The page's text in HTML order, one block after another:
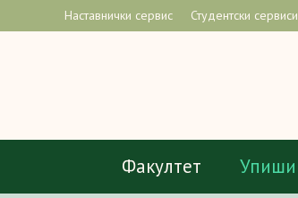
Наставнички сервис Студентски сервиси
Факултет Упиши